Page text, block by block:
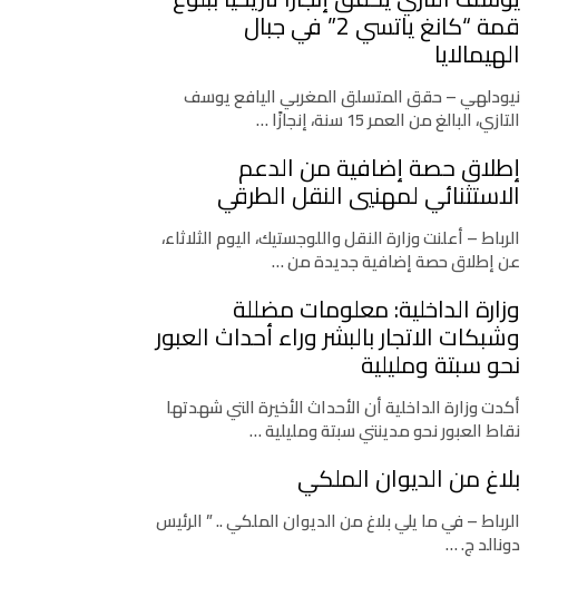
قمة “كانغ ياتسي 2” في جبال
الهيمالايا
نيودلهي – حقق المتسلق المغربي اليافع يوسف
التازي، البالغ من العمر 15 سنة، إنجازًا …
إطلاق حصة إضافية من الدعم
الاستثنائي لمهنيي النقل الطرقي
الرباط – أعلنت وزارة النقل واللوجستيك، اليوم الثلاثاء،
عن إطلاق حصة إضافية جديدة من …
وزارة الداخلية: معلومات مضللة
وشبكات الاتجار بالبشر وراء أحداث العبور
نحو سبتة ومليلية
أكدت وزارة الداخلية أن الأحداث الأخيرة التي شهدتها
نقاط العبور نحو مدينتي سبتة ومليلية …
بلاغ من الديوان الملكي
الرباط – في ما يلي بلاغ من الديوان الملكي .. ” الرئيس
دونالد ج. …